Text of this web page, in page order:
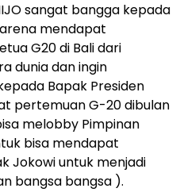
sangat bangga kepada
mendapat
G20 di Bali dari
dunia dan ingin
Bapak Presiden
pertemuan G-20 dibulan
melobby Pimpinan
bisa mendapat
Jokowi untuk menjadi
bangsa bangsa ).